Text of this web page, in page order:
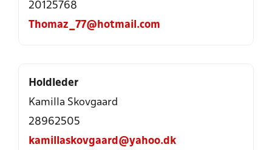
20125768
Thomaz_77@hotmail.com
Holdleder
Kamilla Skovgaard
28962505
kamillaskovgaard@yahoo.dk